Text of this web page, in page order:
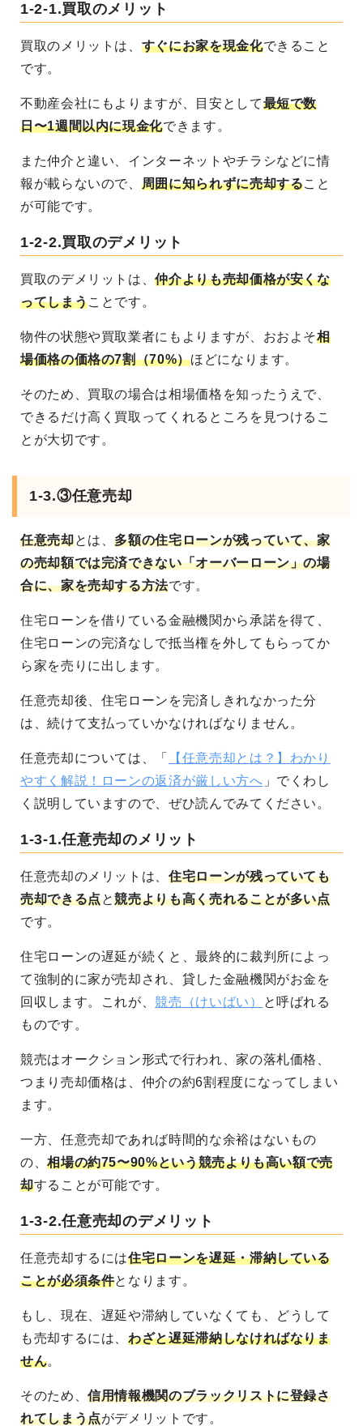
1-2-1.買取のメリット
買取のメリットは、 すぐにお家を現金化できること
です。
不動産会社にもよりますが、目安として最短で数
日〜1週間以内に現金化できます。
また仲介と違い、インターネットやチラシなどに情
報が載らないので、 周囲に知られずに売却すること
が可能です。
1-2-2.買取のデメリット
買取のデメリットは、仲介よりも売却価格が安くな
ってしまうことです。
物件の状態や買取業者にもよりますが、おおよそ相
場価格の価格の7割（70%）ほどになります。
そのため、買取の場合は相場価格を知ったうえで、
できるだけ高く買取ってくれるところを見つけるこ
とが大切です。
1-3.③任意売却
任意売却とは、多額の住宅ローンが残っていて、家
の売却額では完済できない「オーバーローン」の場
合に、家を売却する方法です。
住宅ローンを借りている金融機関から承諾を得て、
住宅ローンの完済なしで抵当権を外してもらってか
ら家を売りに出します。
任意売却後、住宅ローンを完済しきれなかった分
は、続けて支払っていかなければなりません。
任意売却については、「
【任意売却とは？】わかり
やすく解説！ローンの返済が厳しい方へ 」でくわし
く説明していますので、ぜひ読んでみてください。
1-3-1.任意売却のメリット
任意売却のメリットは、住宅ローンが残っていても
売却できる点と競売よりも高く売れることが多い点
です。
住宅ローンの遅延が続くと、最終的に裁判所によっ
て強制的に家が売却され、貸した金融機関がお金を
回収します。これが、競売（けいばい）
と呼ばれる
ものです。
競売はオークション形式で行われ、家の落札価格、
つまり売却価格は、仲介の約6割程度になってしまい
ます。
一方、任意売却であれば時間的な余裕はないもの
の、相場の約75〜90%という競売よりも高い額で売
却することが可能です。
1-3-2.任意売却のデメリット
任意売却するには住宅ローンを遅延・滞納している
ことが必須条件となります。
もし、現在、遅延や滞納していなくても、どうして
も売却するには、わざと遅延滞納しなければなりま
せん。
そのため、信用情報機関のブラックリストに登録さ
れてしまう点がデメリットです。